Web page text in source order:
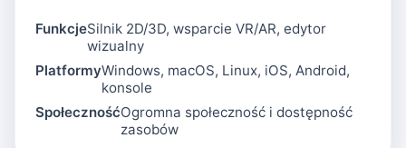
FunkcjeSilnik 2D/3D, wsparcie VR/AR, edytor
wizualny
PlatformyWindows, macOS, Linux, iOS, Android,
konsole
SpołecznośćOgromna społeczność i dostępność
zasobów